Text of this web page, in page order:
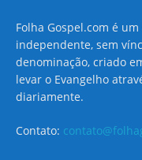
Folha Gospel.com é
independente, sem
denominação, criado
levar o Evangelho
diariamente.
Contato: